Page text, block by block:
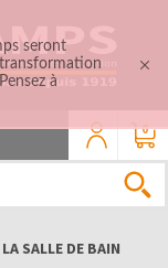
0
SALLE DE BAIN
seront
à